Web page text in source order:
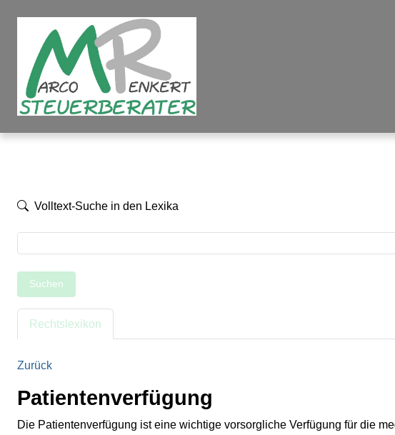
Volltext-Suche in den Lexika
Suchen
Rechtslexikon
Zurück
Patientenverfügung
Die Patientenverfügung ist eine wichtige vorsorgliche Verfügung für die